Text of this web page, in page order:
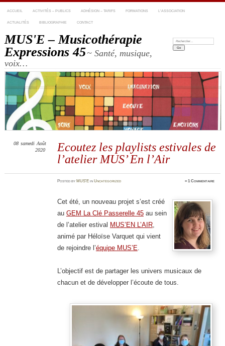
ACCUEIL ACTIVITÉS – PUBLICS ADHÉSION – TARIFS FORMATIONS L’ASSOCIATION
ACTUALITÉS BIBLIOGRAPHIE CONTACT
MUS'E – Musicothérapie
Expressions 45~ Santé, musique,
voix…
Recherche:
Ecoutez les playlists estivales de
l’atelier MUS’ En l’Air
08 samedi Août
2020
Postedby MUS'E inUncategorized ≈1 Commentaire
Cet été, un nouveau projet s’est créé
au GEM La Clé Passerelle 45au sein
de l’atelier estival MUS’EN L’AIR,
animé par Héloïse Varquet qui vient
de rejoindre l’équipe MUS’E.
L’objectif est de partager les univers musicaux de
chacun et de développer l’écoute de tous.